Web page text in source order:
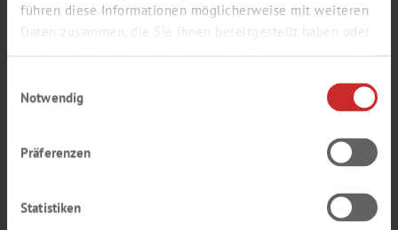
führen diese Informationen möglicherweise mit weiteren
Daten zusammen, die Sie ihnen bereitgestellt haben oder
die sie im Rahmen Ihrer Nutzung der Dienste gesammelt
Notwendig
Präferenzen
Statistiken
Wiederholung E-Mail *
Passwort *